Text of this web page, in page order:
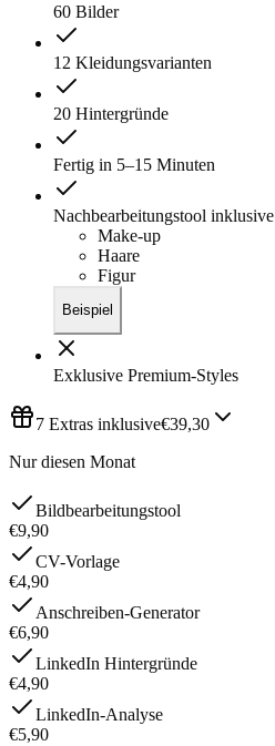
60 Bilder
12 Kleidungsvarianten
20 Hintergründe
Fertig in 5–15 Minuten
Nachbearbeitungstool inklusive
Make-up
Haare
Figur
Beispiel
Exklusive Premium-Styles
7 Extras inklusive€39,30
Nur diesen Monat
Bildbearbeitungstool
€9,90
CV-Vorlage
€4,90
Anschreiben-Generator
€6,90
LinkedIn Hintergründe
€4,90
LinkedIn-Analyse
€5,90